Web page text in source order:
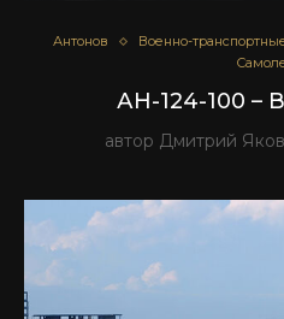
Антонов Военно-
АН-124-100 –
автор Дмитрий